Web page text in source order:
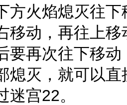
方火焰熄灭往
移动，再往上
要再次往下移
熄灭，就可以
迷宫22。